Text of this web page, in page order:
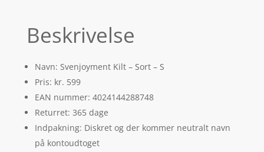
Beskrivelse
Navn: Svenjoyment Kilt – Sort – S
Pris: kr. 599
EAN nummer: 4024144288748
Returret: 365 dage
Indpakning: Diskret og der kommer neutralt navn
på kontoudtoget